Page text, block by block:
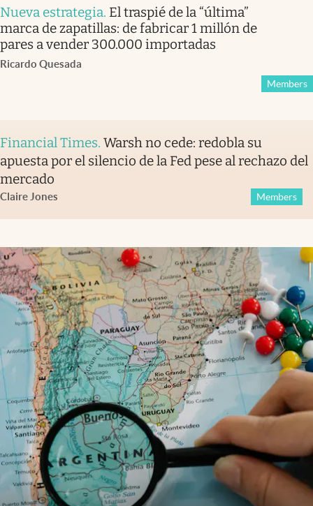
Nueva estrategia. El traspié de la “última”
marca de zapatillas: de fabricar 1 millón de
pares a vender 300.000 importadas
Ricardo Quesada
Members
Financial Times. Warsh no cede: redobla su
apuesta por el silencio de la Fed pese al rechazo del
mercado
Claire Jones Members